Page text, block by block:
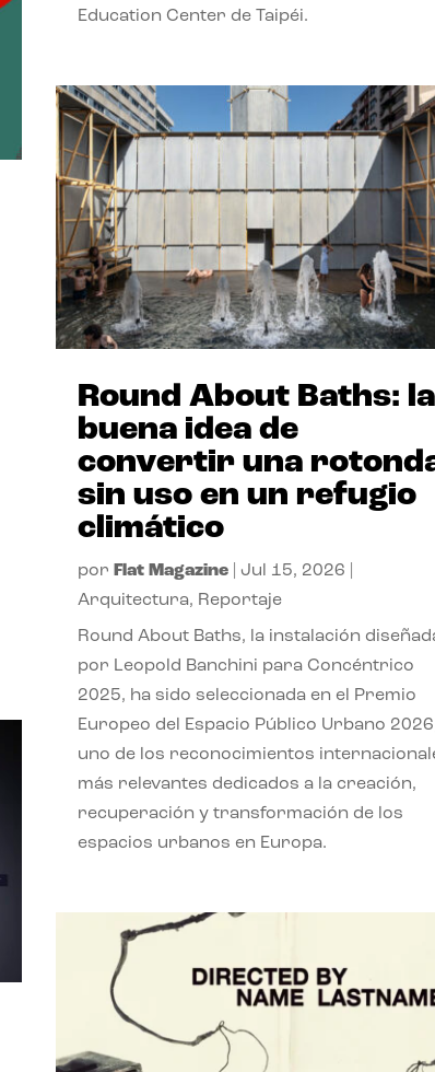
Education Center de Taipéi.
Round About Baths: la
buena idea de
convertir una
sin uso en un refugio
climático
por Flat Magazine| Jul 15, 2026
Arquitectura, Reportaje
Round About Baths, la instalación
por Leopold Banchini para Concéntrico
2025, ha sido seleccionada en el Premio
Europeo del Espacio Público Urbano
uno de los reconocimientos
más relevantes dedicados a la creación,
recuperación y transformación de los
espacios urbanos en Europa.